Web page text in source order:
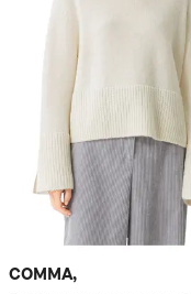
COMMA,